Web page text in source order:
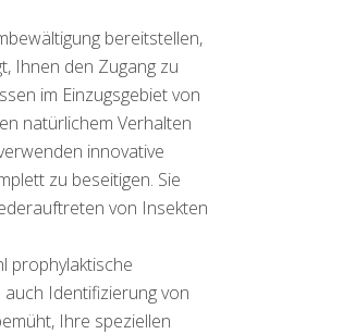
bereitstellen,
Ihnen den Zugang zu
im Einzugsgebiet von
natürlichem Verhalten
innovative
zu beseitigen. Sie
von Insekten
prophylaktische
Identifizierung von
Ihre speziellen